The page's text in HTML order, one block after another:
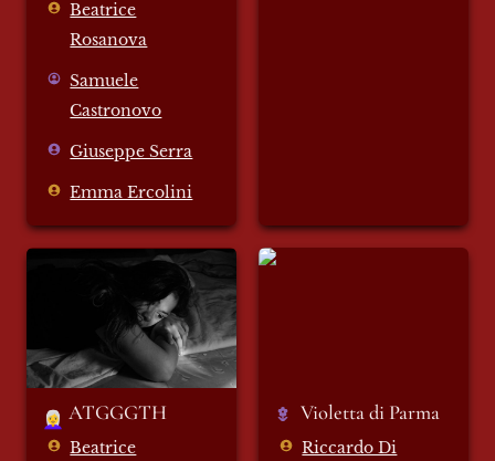
Beatrice
Rosanova
Samuele
Castronovo
Giuseppe Serra
Emma Ercolini
ATGGGTH
👩‍🦳 ATGGGTH
Beatrice
Violetta di Parma
Violetta di Parma
Riccardo Di